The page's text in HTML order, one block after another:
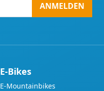
ANMELDEN
E-Bikes
E-Mountainbikes